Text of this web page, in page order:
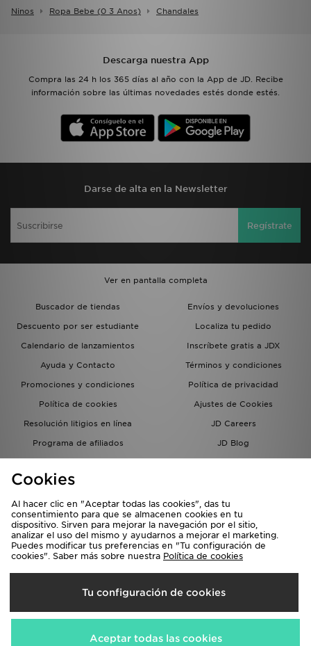
Ninos Ropa Bebe (0 3 Anos) Chandales
Descarga nuestra App
Compra las 24 h los 365 días al año con la App de JD. Recibe
información sobre las últimas novedades estés donde estés.
Darse de alta en la Newsletter
Regístrate
Ver en pantalla completa
Buscador de tiendas
Envíos y devoluciones
Descuento por ser estudiante
Localiza tu pedido
Calendario de lanzamientos
Inscríbete gratis a JDX
Ayuda y Contacto
Términos y condiciones
Promociones y condiciones
Política de privacidad
Política de cookies
Ajustes de Cookies
Resolución litigios en línea
JD Careers
Programa de afiliados
JD Blog
del grupo JD - Whistleblowing
Selecciona País
España
Aceptamos las siguientes formas de pago
Cookies
Al hacer clic en "Aceptar todas las cookies", das tu
consentimiento para que se almacenen cookies en tu
dispositivo. Sirven para mejorar la navegación por el sitio,
analizar el uso del mismo y ayudarnos a mejorar el marketing.
Puedes modificar tus preferencias en "Tu configuración de
cookies". Saber más sobre nuestra Política de cookies
Tu configuración de cookies
Aceptar todas las cookies